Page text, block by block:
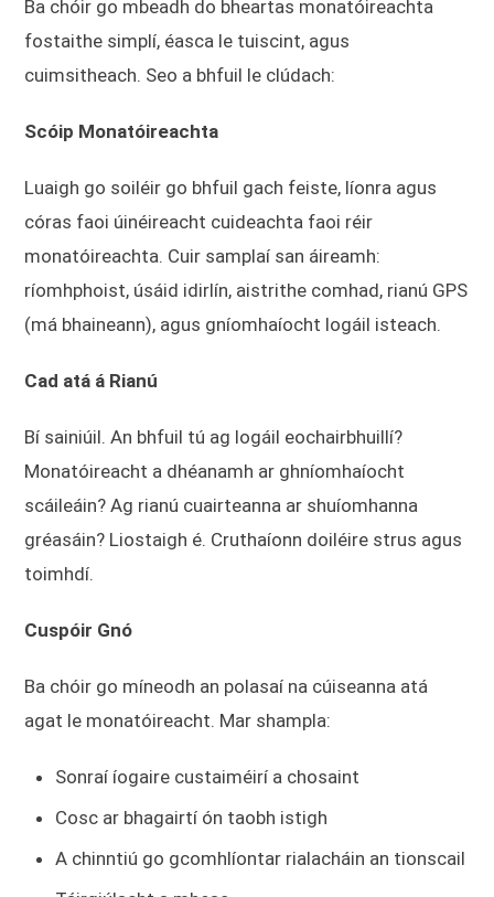
Ba chóir go mbeadh do bheartas monatóireachta
fostaithe simplí, éasca le tuiscint, agus
cuimsitheach. Seo a bhfuil le clúdach:
Scóip Monatóireachta
Luaigh go soiléir go bhfuil gach feiste, líonra agus
córas faoi úinéireacht cuideachta faoi réir
monatóireachta. Cuir samplaí san áireamh:
ríomhphoist, úsáid idirlín, aistrithe comhad, rianú GPS
(má bhaineann), agus gníomhaíocht logáil isteach.
Cad atá á Rianú
Bí sainiúil. An bhfuil tú ag logáil eochairbhuillí?
Monatóireacht a dhéanamh ar ghníomhaíocht
scáileáin? Ag rianú cuairteanna ar shuíomhanna
gréasáin? Liostaigh é. Cruthaíonn doiléire strus agus
toimhdí.
Cuspóir Gnó
Ba chóir go míneodh an polasaí na cúiseanna atá
agat le monatóireacht. Mar shampla:
Sonraí íogaire custaiméirí a chosaint
Cosc ar bhagairtí ón taobh istigh
A chinntiú go gcomhlíontar rialacháin an tionscail